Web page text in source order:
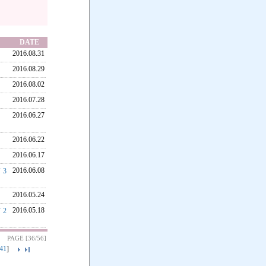
DATE
2016.08.31
2016.08.29
2016.08.02
2016.07.28
2016.06.27
2016.06.22
2016.06.17
3 2016.06.08
2016.05.24
2 2016.05.18
PAGE [36/56]
41]